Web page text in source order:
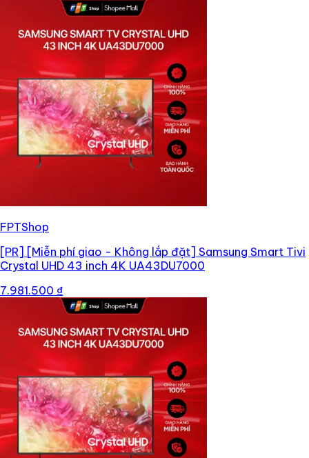
FPTShop
[PR] [Miễn phí giao - Không lắp đặt] Samsung Smart Tivi
Crystal UHD 43 inch 4K UA43DU7000
7.981.500 ₫